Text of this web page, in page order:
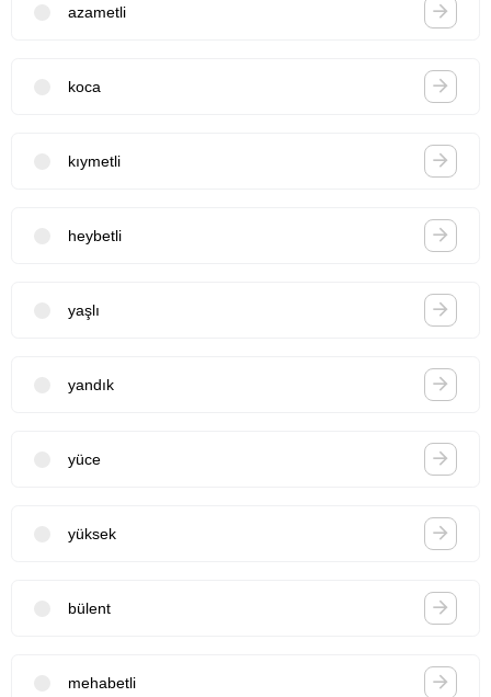
azametli
koca
kıymetli
heybetli
yaşlı
yandık
yüce
yüksek
bülent
mehabetli